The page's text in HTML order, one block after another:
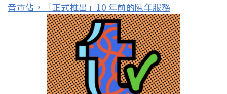
音市佔，「正式推出」10 年前的陳年服務